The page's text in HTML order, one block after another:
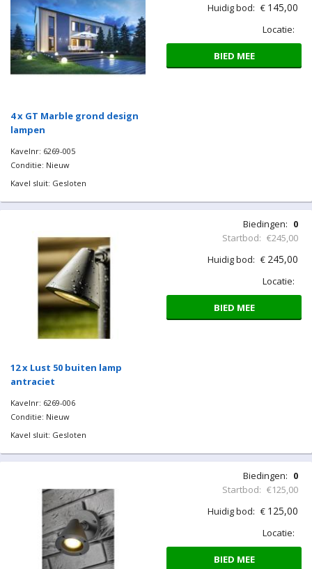
4 x GT Marble grond design
lampen
Kavelnr: 6269-005
Conditie: Nieuw
Kavel sluit: Gesloten
Huidig bod: € 145,00
Locatie:
BIED MEE
12 x Lust 50 buiten lamp
antraciet
Kavelnr: 6269-006
Conditie: Nieuw
Kavel sluit: Gesloten
Biedingen: 0
Startbod: €245,00
Huidig bod: € 245,00
Locatie:
BIED MEE
Biedingen: 0
Startbod: €125,00
Huidig bod: € 125,00
Locatie:
BIED MEE